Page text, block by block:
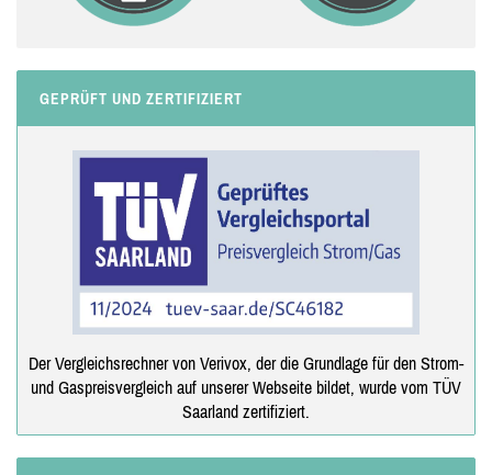
GEPRÜFT UND ZERTIFIZIERT
Der Vergleichsrechner von Verivox, der die Grundlage für den Strom-
und Gaspreisvergleich auf unserer Webseite bildet, wurde vom TÜV
Saarland zertifiziert.